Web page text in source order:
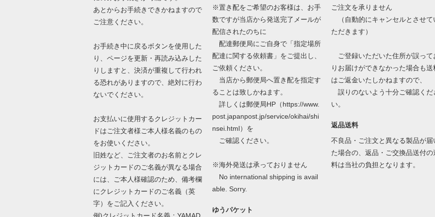
あとからお手続きできかねますので
ご注意ください。
お手続き中に戻るボタンを使用した
り、ページを更新・再読み込みした
りしますと、決済が重複して行われ
る恐れがありますので、絶対に行わ
ないでください。
お支払いに使用するクレジットカー
ドはご注文者様ご本人様名義のもの
をお使いください。
旧姓など、ご注文者のお名前とクレ
ジットカードのご名義が異なる場合
には、ご本人様確認のため、備考欄
にクレジットカードのご名義（英
字）をご記入ください。
※置き配をご希望のお客様は、お手
数ですが当店から発送完了メールが
配信されたのちに
配達郵便局にご自身で「指定場所
配達に関する依頼書」をご提出し、
ご依頼ください。
当店から郵便局へ置き配を指定す
ることは致しかねます。
詳しくは郵便局HP（https://www.
post.japanpost.jp/service/okihai/shi
nsei.html）を
ご確認ください。
※海外発送は承っておりません
No international shipping is avail
able. Sorry.
ゆうパケット
ご注文を承りません
（自動的にキャンセルとさせて
ただきます）
ご登録いただいた住所が誤って
りお届けができなかった場合も送
はご返金いたしかねますので、
誤りのないよう十分ご確認くだ
い。
返品送料
不良品・ご注文と異なる製品が届
た場合の、返品・ご交換品送付の
料は当社の負担となります。